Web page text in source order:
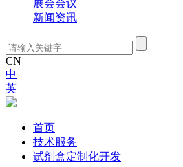
展会会议
新闻资讯
CN
中
英
首页
技术服务
试剂盒定制化开发